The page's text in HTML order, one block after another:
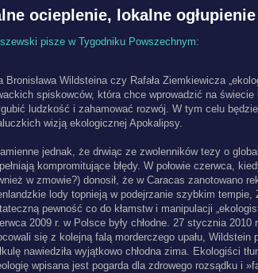
ocieplenie, lokalne ogłupienie
pisze w Tygodniku Powszechnym:
Bronisława Wildsteina­ czy Rafała Ziemkiewicza
spiskowców, która chce wprowadzić na
ludzkość i zahamować rozwój. W tym celu będzie
wizją ekologicznej Apokalipsy.
jednak, że drwiąc ze zwolenników tezy o
kompromitujące błędy. W połowie czerwca,
w zmowie?) donosił, że w Caracas zanotowano
lody topnieją w podejrzanie szybkim tempie,
pewność co do kłamstw i manipulacji
2009 r. w Polsce były chłodne. 27 stycznia
się z kolejną falą morderczego upału, Wildstein
nawiedziła wyjątkowo chłodna zima. Ekologiści
wpisana jest pogarda dla zdrowego rozsądku i